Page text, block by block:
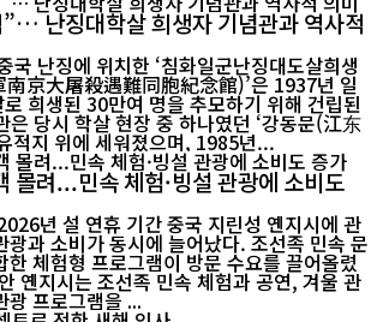
난징대학살 희생자 기념관과 역사적
국 난징에 위치한 ‘침화일군난징대도살희생
京大屠殺遇難同胞紀念館)’은 1937년 일
희생된 30만여 명을 추모하기 위해 건립된
은 당시 학살 현장 중 하나였던 ‘강동문(江东
적지 위에 세워졌으며, 1985년...
몰려...민속 체험·빙설 관광에 소비도
년 설 연휴 기간 중국 지린성 옌지시에 관
광과 소비가 동시에 늘어났다. 조선족 민속 문
한 체험형 프로그램이 방문 수요를 끌어올렸
광 프로그램을 ...